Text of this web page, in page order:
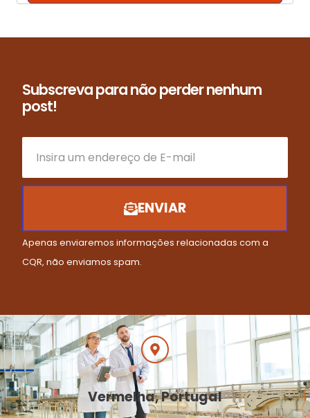
Subscreva para não perder nenhum
post!
ENVIAR
Apenas enviaremos informações relacionadas com a
CQR, não enviamos spam.
Vermelha, Portugal